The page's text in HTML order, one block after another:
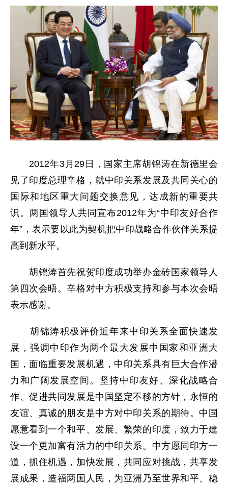
2012年3月29日，国家主席胡锦涛在新德里会
见了印度总理辛格，就中印关系发展及共同关心的
国际和地区重大问题交换意见，达成新的重要共
识。两国领导人共同宣布2012年为“中印友好合作
年”，表示要以此为契机把中印战略合作伙伴关系提
高到新水平。
胡锦涛首先祝贺印度成功举办金砖国家领导人
第四次会晤。辛格对中方积极支持和参与本次会晤
表示感谢。
胡锦涛积极评价近年来中印关系全面快速发
展，强调中印作为两个最大发展中国家和亚洲大
国，面临重要发展机遇，中印关系具有巨大合作潜
力和广阔发展空间。坚持中印友好、深化战略合
作、促进共同发展是中国坚定不移的方针，永恒的
友谊、真诚的朋友是中方对中印关系的期待。中国
愿意看到一个和平、发展、繁荣的印度，致力于建
设一个更加富有活力的中印关系。中方愿同印方一
道，抓住机遇，加快发展，共同应对挑战，共享发
展成果，造福两国人民，为亚洲乃至世界和平、稳